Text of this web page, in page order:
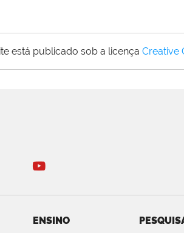
está publicado sob a licença Creative
ENSINO